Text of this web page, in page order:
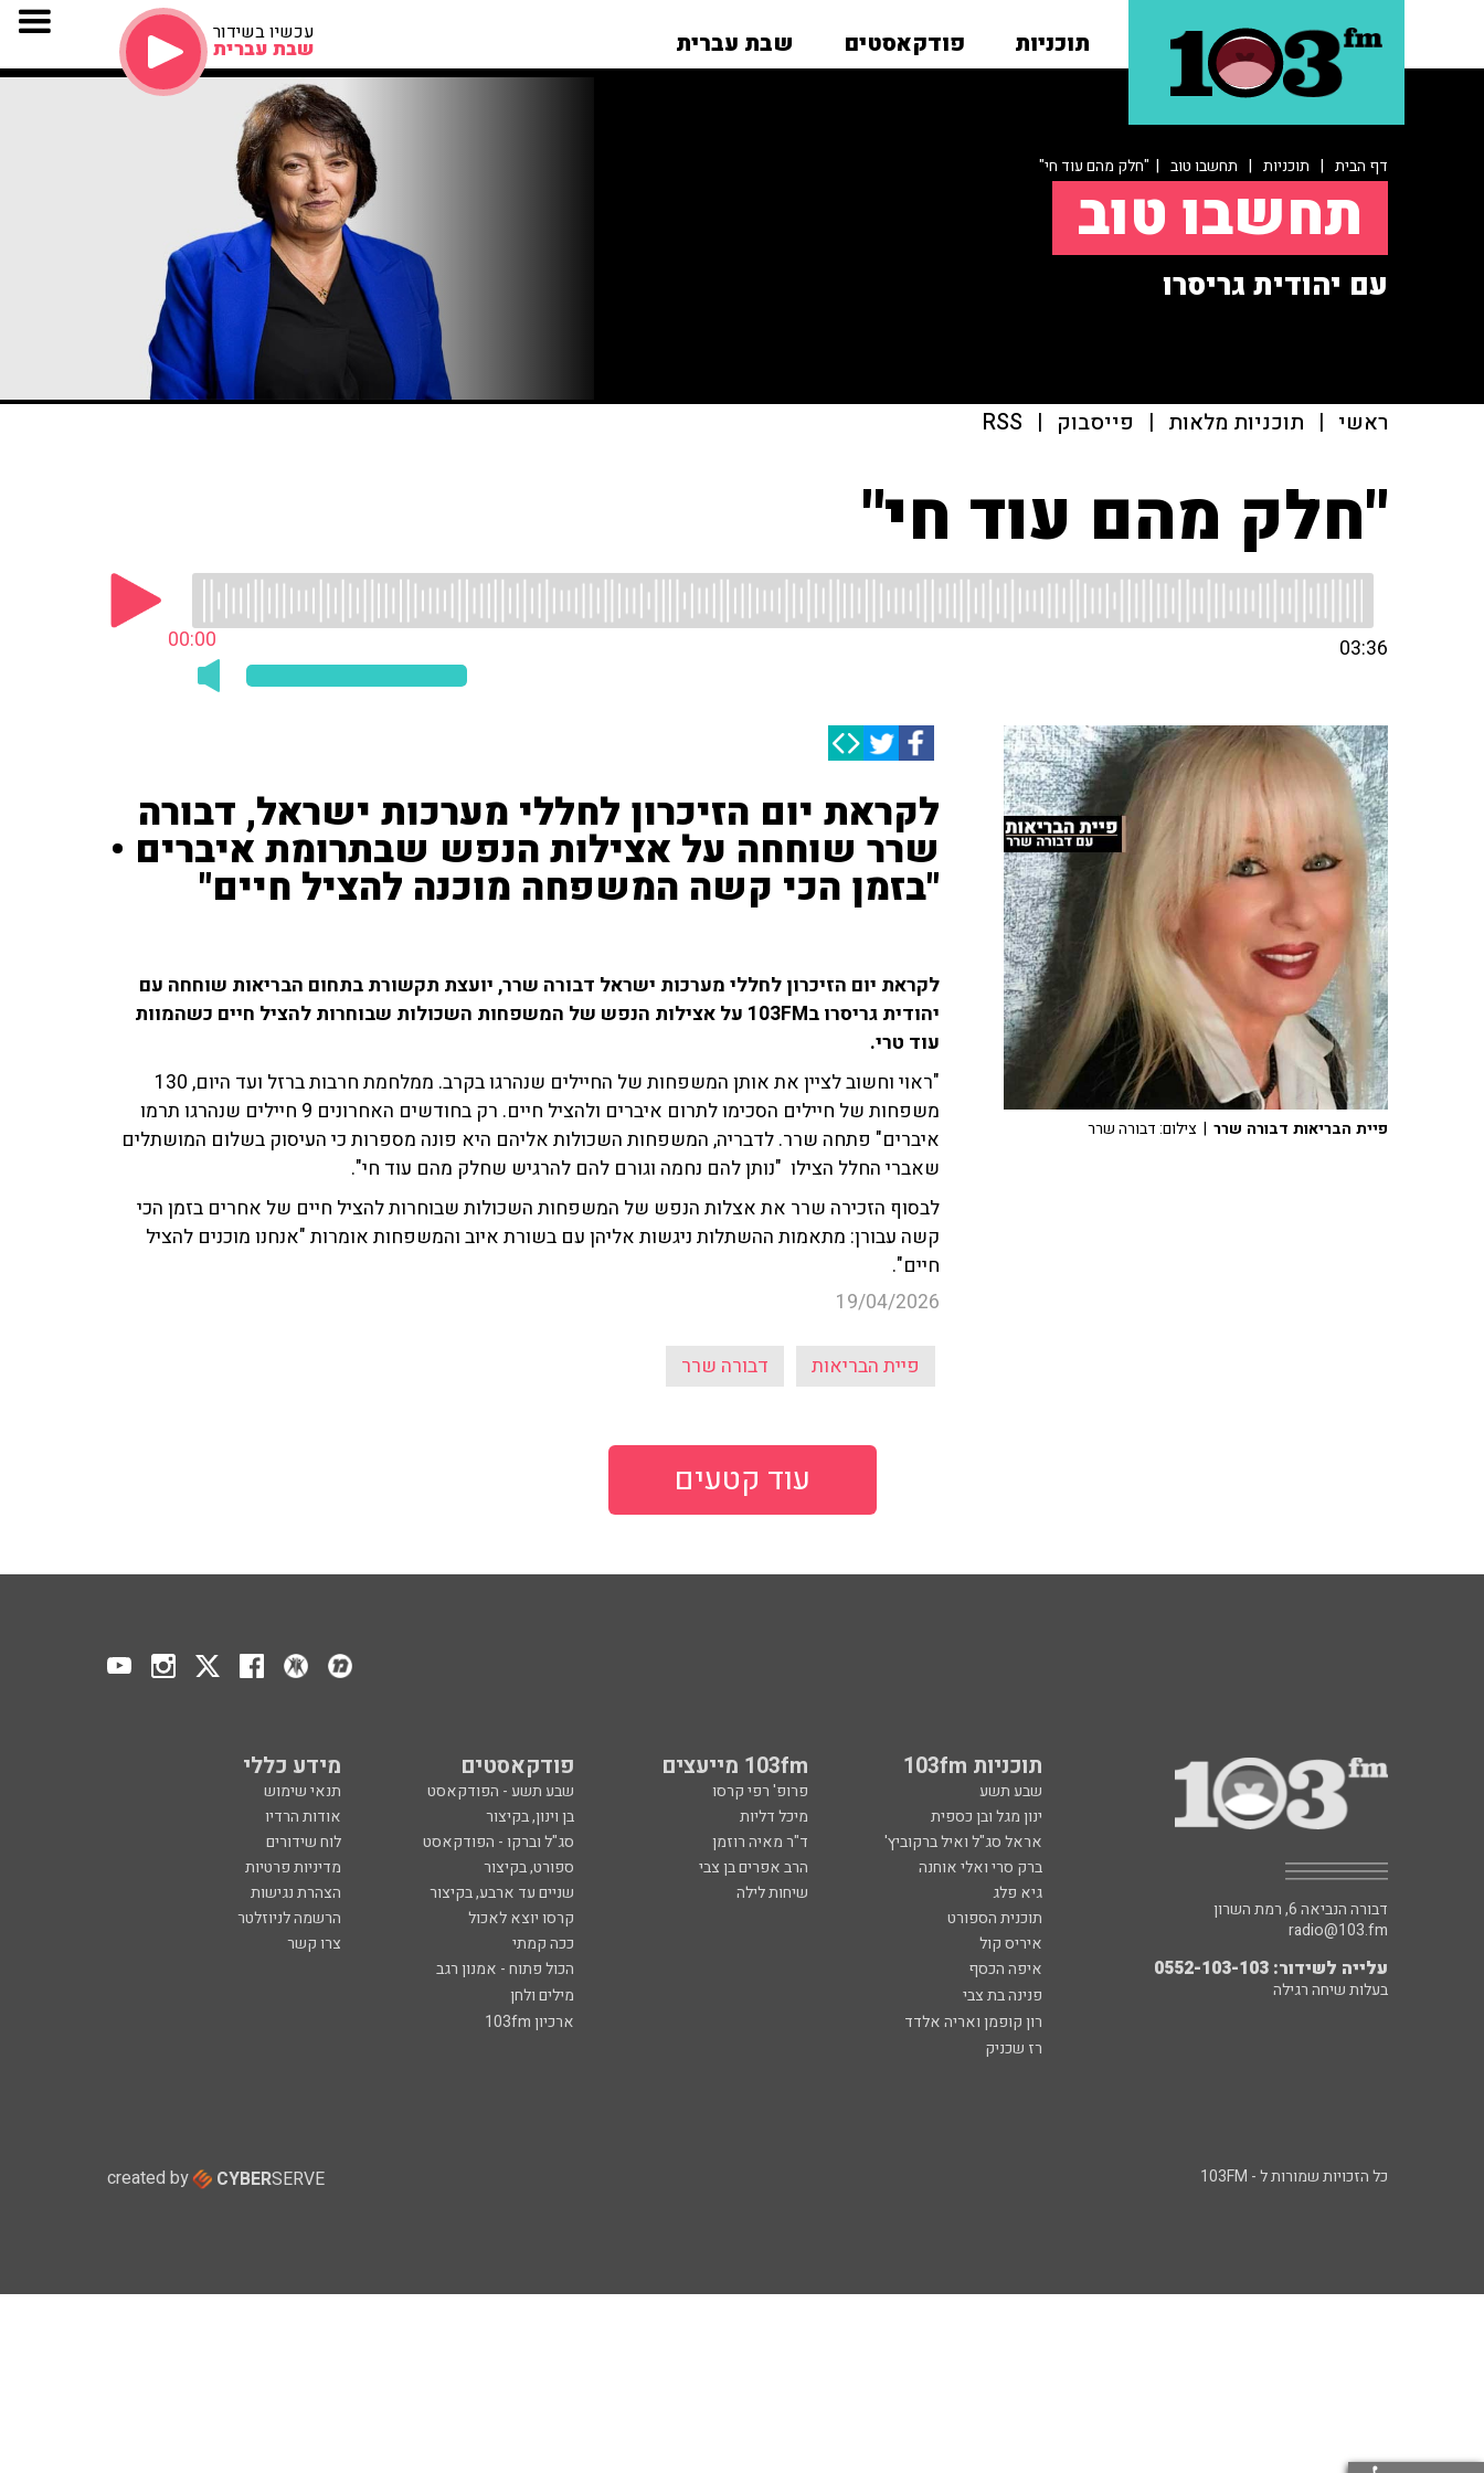
תוכניות פודקאסטים שבת עברית עכשיו בשידור
שבת עברית
דף הבית | תוכניות | תחשבו טוב | "חלק מהם עוד חי"
תחשבו טוב
עם יהודית גריסרו
ראשי | תוכניות מלאות | פייסבוק |
RSS
"חלק מהם עוד חי"
00:00 03:36
לקראת יום הזיכרון לחללי מערכות ישראל, דבורה
שרר שוחחה על אצילות הנפש שבתרומת איברים •
"בזמן הכי קשה המשפחה מוכנה להציל חיים"
לקראת יום הזיכרון לחללי מערכות ישראל דבורה שרר, יועצת תקשורת בתחום הבריאות שוחחה עם
יהודית גריסרו ב103FM על אצילות הנפש של המשפחות השכולות שבוחרות להציל חיים כשהמוות
עוד טרי.
"ראוי וחשוב לציין את אותן המשפחות של החיילים שנהרגו בקרב. ממלחמת חרבות ברזל ועד היום, 130
משפחות של חיילים הסכימו לתרום איברים ולהציל חיים. רק בחודשים האחרונים 9 חיילים שנהרגו תרמו
איברים" פתחה שרר. לדבריה, המשפחות השכולות אליהם היא פונה מספרות כי העיסוק בשלום המושתלים
שאברי החלל הצילו "נותן להם נחמה וגורם להם להרגיש שחלק מהם עוד חי".
לבסוף הזכירה שרר את אצלות הנפש של המשפחות השכולות שבוחרות להציל חיים של אחרים בזמן הכי
קשה עבורן: מתאמות ההשתלות ניגשות אליהן עם בשורת איוב והמשפחות אומרות "אנחנו מוכנים להציל
חיים".
19/04/2026
פיית הבריאות דבורה שרר
פיית הבריאות דבורה שרר | צילום: דבורה שרר
עוד קטעים
תוכניות 103fm 103fm מייעצים פודקאסטים מידע כללי
שבע תשע פרופ' רפי קרסו שבע תשע - הפודקאסט
תנאי שימוש
ינון מגל ובן כספית
מיכל דליות בן וינון, בקיצור
אודות הרדיו
אראל סג"ל ואיל ברקוביץ'
ד"ר מאיה רוזמן סג"ל וברקו - הפודקאסט
לוח שידורים
ברק סרי ואלי אוחנה
הרב אפרים בן צבי ספורט, בקיצור
מדיניות פרטיות
גיא פלג
שיחות לילה שניים עד ארבע, בקיצור
הצהרת נגישות
תוכנית הספורט
קרסו יוצא לאכול
הרשמה לניוזלטר
איריס קול
ככה קמתי
צרו קשר
איפה הכסף
הכול פתוח - אמנון רגב
פנינה בת צבי
מילים ולחן
רון קופמן ואריה אלדד
ארכיון 103fm
רז שכניק
דבורה הנביאה 6, רמת השרון
radio@103.fm
עלייה לשידור: 0552-103-103
בעלות שיחה רגילה
כל הזכויות שמורות ל - 103FM created by CYBERSERVE